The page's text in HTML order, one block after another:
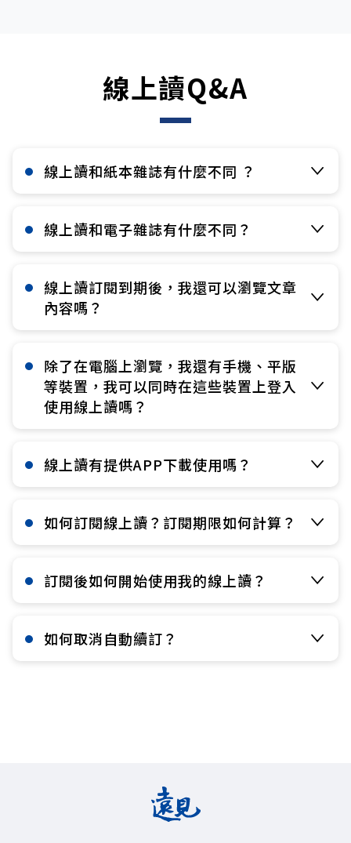
線上讀Q&A
線上讀和紙本雜誌有什麼不同 ？​
線上讀和電子雜誌有什麼不同？​
線上讀訂閱到期後，我還可以瀏覽文章
內容嗎？​
除了在電腦上瀏覽，我還有手機、平版
等裝置，我可以同時在這些裝置上登入
使用線上讀嗎？​
線上讀有提供APP下載使用嗎？​
如何訂閱線上讀？訂閱期限如何計算？​
訂閱後如何開始使用我的線上讀？​
如何取消自動續訂？